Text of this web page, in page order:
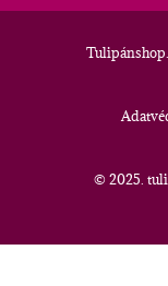
© 2025.